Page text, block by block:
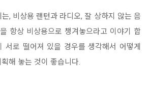
, 비상용 랜턴과 라디오, 잘 상하지 않는 음
항상 비상용으로 챙겨놓으라고 이야기 합
서로 떨어져 있을 경우를 생각해서 어떻게
해 놓는 것이 좋습니다.